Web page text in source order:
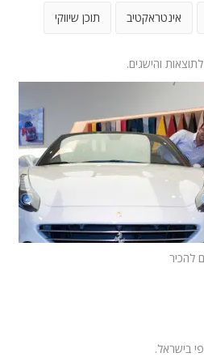
אינטראקטיב תוכן שיווקי
להכיר
בישראל.